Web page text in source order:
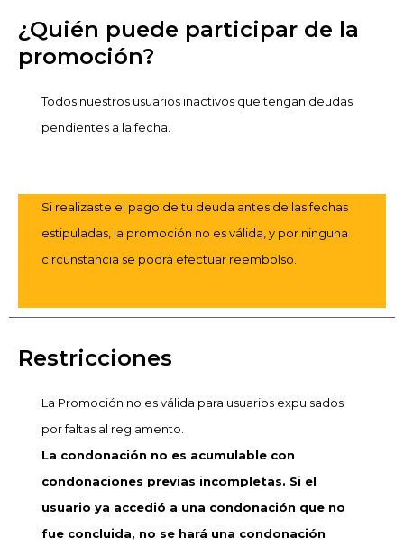
¿Quién puede participar de la
promoción?
Todos nuestros usuarios inactivos que tengan deudas
pendientes a la fecha.
Si realizaste el pago de tu deuda antes de las fechas
estipuladas, la promoción no es válida, y por ninguna
circunstancia se podrá efectuar reembolso.
Restricciones
La Promoción no es válida para usuarios expulsados
por faltas al reglamento.
La condonación no es acumulable con
condonaciones previas incompletas. Si el
usuario ya accedió a una condonación que no
fue concluida, no se hará una condonación